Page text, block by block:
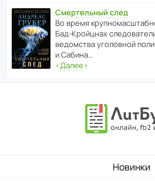
Смертельный след
Во время
Бад‑Крой­цнах
ведомства уголо­вной
и Сабина…
‹Далее›
Новинки